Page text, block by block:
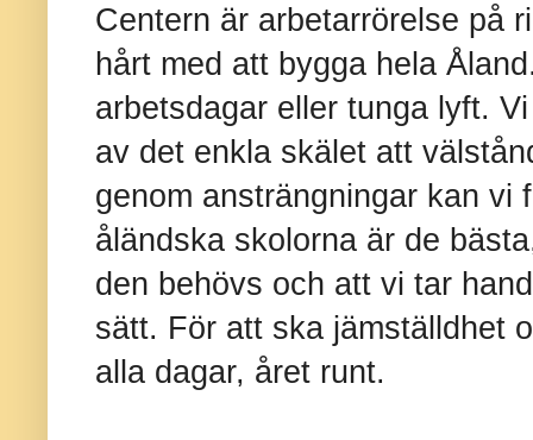
Centern är arbetarrörelse på
hårt med att bygga hela
arbetsdagar eller tunga lyft.
av det enkla skälet att
genom ansträngningar kan vi
åländska skolorna är de
den behövs och att vi tar
sätt. För att ska jämställdhet
alla dagar, året runt.